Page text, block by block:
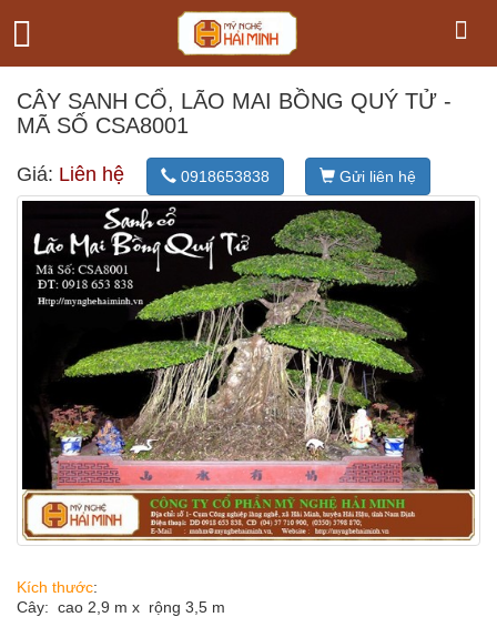
CÂY SANH CỔ, LÃO MAI BỒNG QUÝ TỬ -
MÃ SỐ CSA8001
Giá: Liên hệ 0918653838 Gửi liên hệ
Kích thước:
Cây: cao 2,9 m x rộng 3,5 m